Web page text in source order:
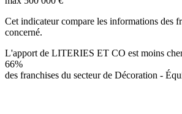
Cet indicateur compare les informations des
concerné.
L'apport de LITERIES ET CO est moins
66%
des franchises du secteur de Décoration -